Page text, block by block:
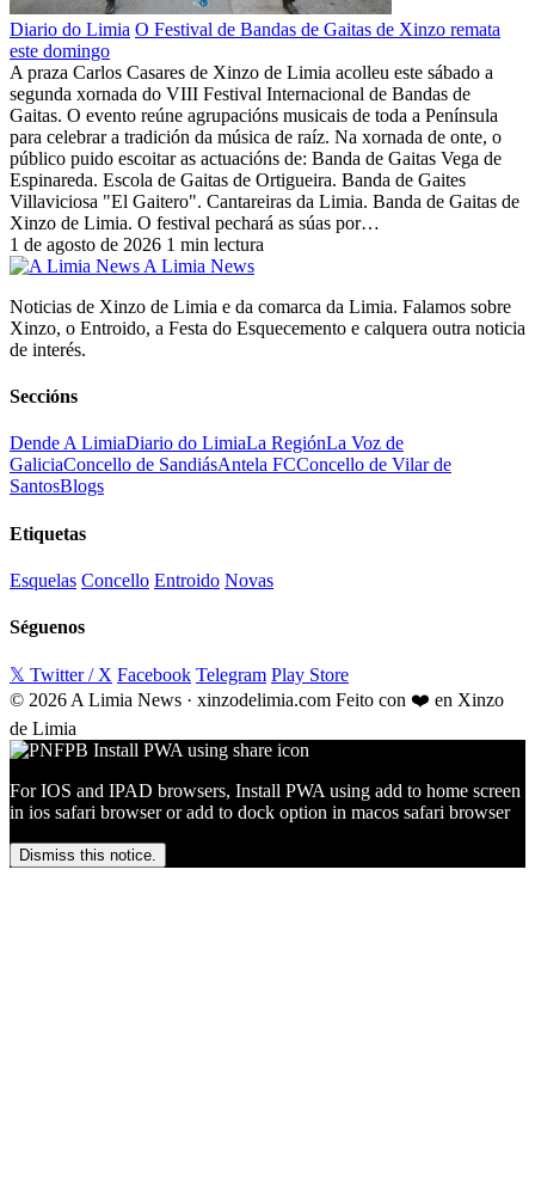
Diario do Limia O Festival de Bandas de Gaitas de Xinzo remata
este domingo
A praza Carlos Casares de Xinzo de Limia acolleu este sábado a
segunda xornada do VIII Festival Internacional de Bandas de
Gaitas. O evento reúne agrupacións musicais de toda a Península
para celebrar a tradición da música de raíz. Na xornada de onte, o
público puido escoitar as actuacións de: Banda de Gaitas Vega de
Espinareda. Escola de Gaitas de Ortigueira. Banda de Gaites
Villaviciosa "El Gaitero". Cantareiras da Limia. Banda de Gaitas de
Xinzo de Limia. O festival pechará as súas por…
1 de agosto de 2026 1 min lectura
A Limia News
Noticias de Xinzo de Limia e da comarca da Limia. Falamos sobre
Xinzo, o Entroido, a Festa do Esquecemento e calquera outra noticia
de interés.
Seccións
Dende A LimiaDiario do LimiaLa RegiónLa Voz de
GaliciaConcello de SandiásAntela FCConcello de Vilar de
SantosBlogs
Etiquetas
Esquelas Concello Entroido Novas
Séguenos
𝕏 Twitter / X Facebook Telegram Play Store
© 2026 A Limia News · xinzodelimia.com Feito con ❤️ en Xinzo
de Limia
For IOS and IPAD browsers, Install PWA using add to home screen
in ios safari browser or add to dock option in macos safari browser
Dismiss this notice.